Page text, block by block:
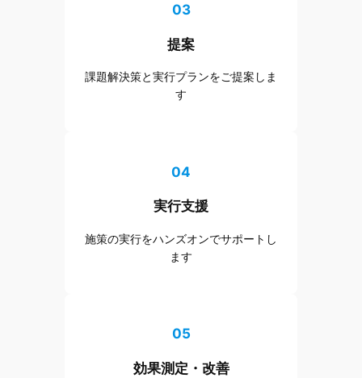
03
提案
課題解決策と実行プランをご提案しま
す
04
実行支援
施策の実行をハンズオンでサポートし
ます
05
効果測定・改善